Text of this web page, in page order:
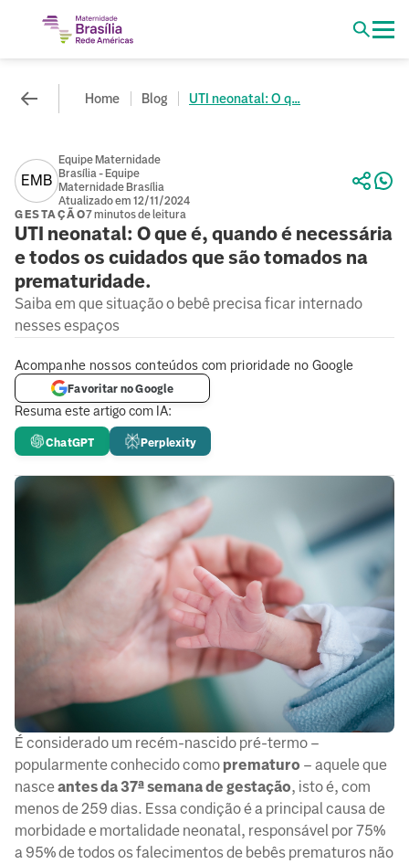
Home Blog UTI neonatal: O q...
EMB
Equipe Maternidade
Brasília - Equipe
Maternidade Brasília
Atualizado em 12/11/2024
GESTAÇÃO7 minutos de leitura
UTI neonatal: O que é, quando é necessária
e todos os cuidados que são tomados na
prematuridade.
Saiba em que situação o bebê precisa ficar internado
nesses espaços
Resuma este artigo com IA:
ChatGPT Perplexity
Acompanhe nossos conteúdos com prioridade no Google
Favoritar no Google
É considerado um recém-nascido pré-termo –
popularmente conhecido como prematuro – aquele que
nasceantes da 37ª semanade gestação, isto é, com
menos de 259 dias. Essa condição é a principal causa de
morbidade e mortalidade neonatal, responsável por 75%
a 95% de todos os falecimentos de bebês prematuros não